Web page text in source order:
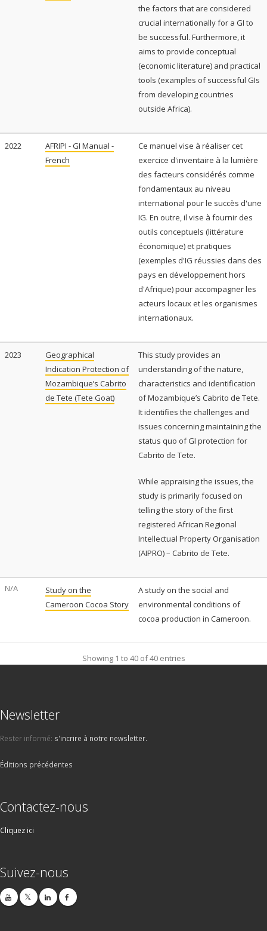
the factors that are considered
crucial internationally for a GI to
be successful. Furthermore, it
aims to provide conceptual
(economic literature) and practical
tools (examples of successful GIs
from developing countries
outside Africa).
2022
AFRIPI - GI Manual -
French
Ce manuel vise à réaliser cet
exercice d'inventaire à la lumière
des facteurs considérés comme
fondamentaux au niveau
international pour le succès d'une
IG. En outre, il vise à fournir des
outils conceptuels (littérature
économique) et pratiques
(exemples d'IG réussies dans des
pays en développement hors
d'Afrique) pour accompagner les
acteurs locaux et les organismes
internationaux.
2023
Geographical
Indication Protection of
Mozambique’s Cabrito
de Tete (Tete Goat)
This study provides an
understanding of the nature,
characteristics and identification
of Mozambique’s Cabrito de Tete.
It identifies the challenges and
issues concerning maintaining the
status quo of GI protection for
Cabrito de Tete.
While appraising the issues, the
study is primarily focused on
telling the story of the first
registered African Regional
Intellectual Property Organisation
(AIPRO) – Cabrito de Tete.
N/A
Study on the
Cameroon Cocoa Story
A study on the social and
environmental conditions of
cocoa production in Cameroon.
Showing 1 to 40 of 40 entries
Newsletter
Rester informé: s'incrire à notre newsletter.
Éditions précédentes
Contactez-nous
Cliquez ici
Suivez-nous